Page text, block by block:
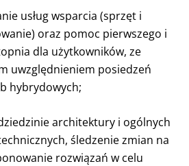
usług wsparcia (sprzęt i
oraz pomoc pierwszego i
dla użytkowników, ze
uwzględnieniem posiedzeń
hybrydowych;
architektury i ogólnych
śledzenie zmian na
rozwiązań w celu